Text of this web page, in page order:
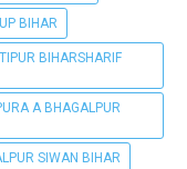
BIHAR
BIHARSHARIF
A BHAGALPUR
SIWAN BIHAR